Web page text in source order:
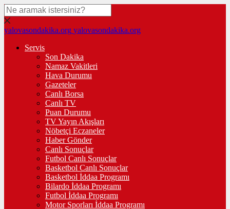
yalovasondakika.org yalovasondakika.org
Servis
Son Dakika
Namaz Vakitleri
Hava Durumu
Gazeteler
Canlı Borsa
Canlı TV
Puan Durumu
TV Yayın Akışları
Nöbetçi Eczaneler
Haber Gönder
Canlı Sonuçlar
Futbol Canlı Sonuçlar
Basketbol Canlı Sonuçlar
Basketbol İddaa Programı
Bilardo İddaa Programı
Futbol İddaa Programı
Motor Sporları İddaa Programı